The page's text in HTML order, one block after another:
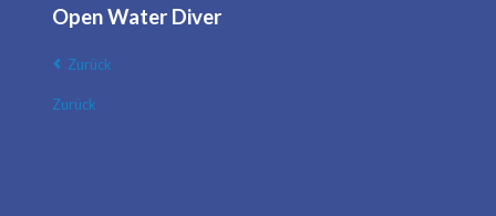
Open Water Diver
Zurück
Zurück